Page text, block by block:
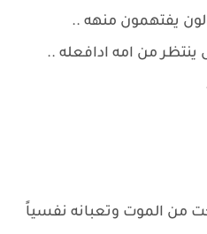
يفتهمون منهه ..
من امه ادافعله ..
من الموت وتعبانه نفسياً